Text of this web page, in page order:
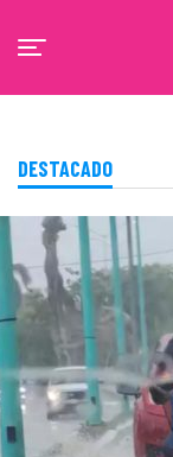
DESTACADO